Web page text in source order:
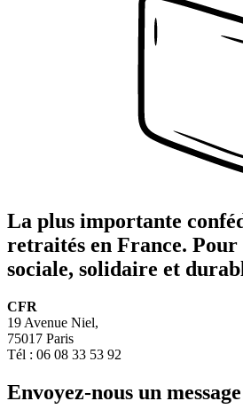
La plus importante
retraités en France.
sociale, solidaire et
CFR
19 Avenue Niel,
75017 Paris
Tél : 06 08 33 53 92
Envoyez-nous un message